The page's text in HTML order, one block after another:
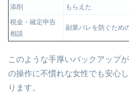
添削
もらえた
税金・確定申告
相談
副業バレを防ぐため
このような手厚いバックアップ
の操作に不慣れな女性でも安心
ります。